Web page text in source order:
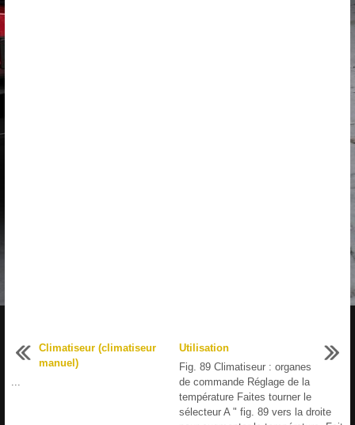
Climatiseur (climatiseur
manuel)
Utilisation
Fig. 89 Climatiseur : organes
de commande Réglage de la
température Faites tourner le
sélecteur A " fig. 89 vers la droite